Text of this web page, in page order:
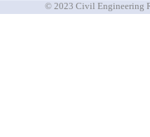
© 2023 Civil Engineering